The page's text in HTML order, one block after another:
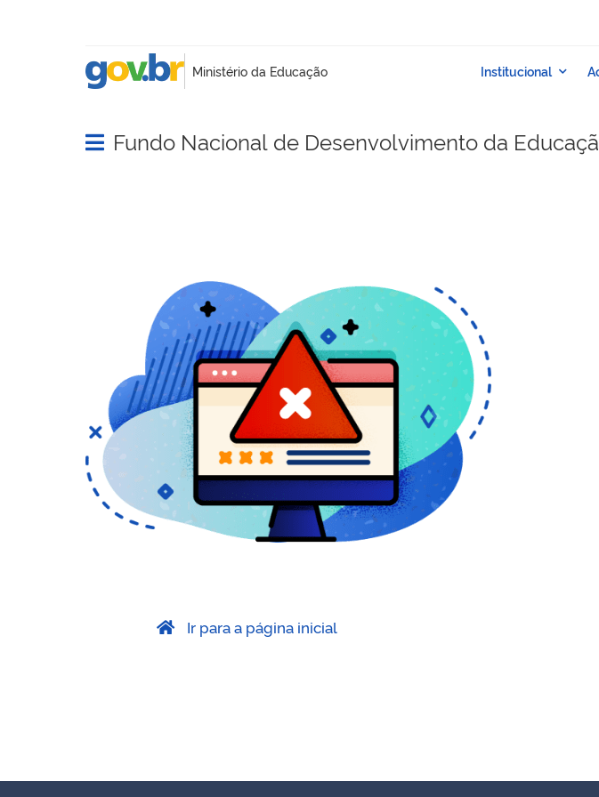
Abrir menu principal de navegação
Fundo Nacional de Desenvolvimento da
Ir para a página inicial